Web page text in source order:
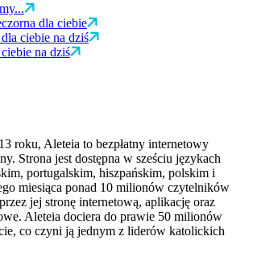
dla ciebie
ciebie na dziś
na dziś
roku, Aleteia to bezpłatny internetowy
Strona jest dostępna w sześciu językach
portugalskim, hiszpańskim, polskim i
miesiąca ponad 10 milionów czytelników
jej stronę internetową, aplikację oraz
Aleteia dociera do prawie 50 milionów
co czyni ją jednym z liderów katolickich